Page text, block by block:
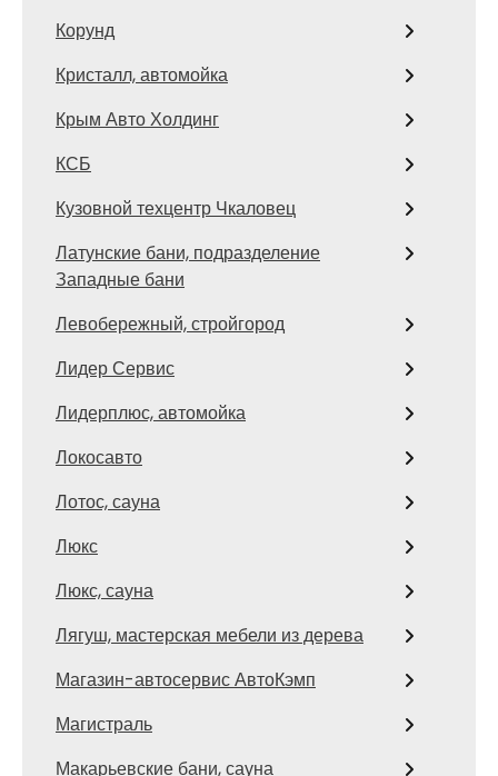
Корунд
Кристалл, автомойка
Крым Авто Холдинг
КСБ
Кузовной техцентр Чкаловец
Латунские бани, подразделение
Западные бани
Левобережный, стройгород
Лидер Сервис
Лидерплюс, автомойка
Локосавто
Лотос, сауна
Люкс
Люкс, сауна
Лягуш, мастерская мебели из дерева
Магазин-автосервис АвтоКэмп
Магистраль
Макарьевские бани, сауна